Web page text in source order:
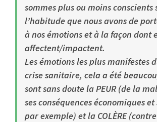
sommes plus ou moins conscients
l’habitude que nous avons de
à nos émotions et à la façon dont
affectent/impactent.
Les émotions les plus manifestes
crise sanitaire, cela a été
sont sans doute la PEUR (de la
ses conséquences économiques et
par exemple) et la COLÈRE